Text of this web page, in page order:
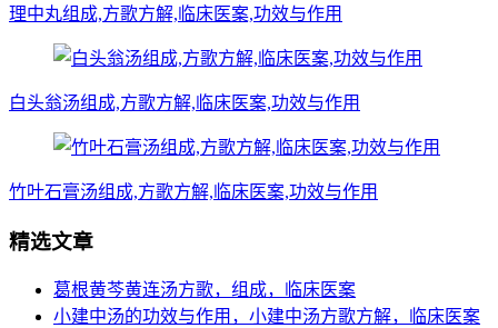
理中丸组成,方歌方解,临床医案,功效与作用
白头翁汤组成,方歌方解,临床医案,功效与作用
竹叶石膏汤组成,方歌方解,临床医案,功效与作用
精选文章
葛根黄芩黄连汤方歌，组成，临床医案
小建中汤的功效与作用，小建中汤方歌方解，临床医案